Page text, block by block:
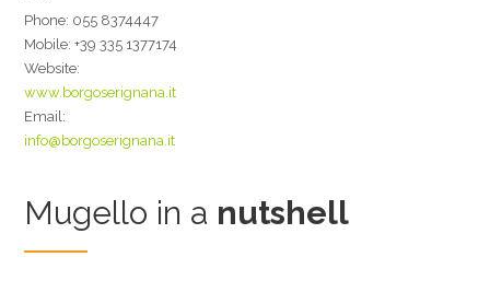
Phone: 055 8374447
Mobile:+39 335 1377174
Website:
www.borgoserignana.it
Email:
info@borgoserignana.it
Mugello in a nutshell